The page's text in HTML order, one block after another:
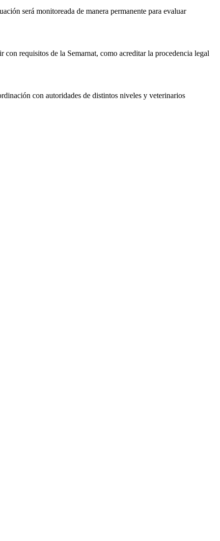
será monitoreada de manera permanente para evaluar
con requisitos de la Semarnat, como acreditar la procedencia legal
con autoridades de distintos niveles y veterinarios